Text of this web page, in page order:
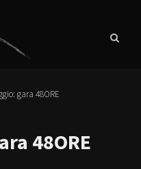
gara 48ORE
48ORE